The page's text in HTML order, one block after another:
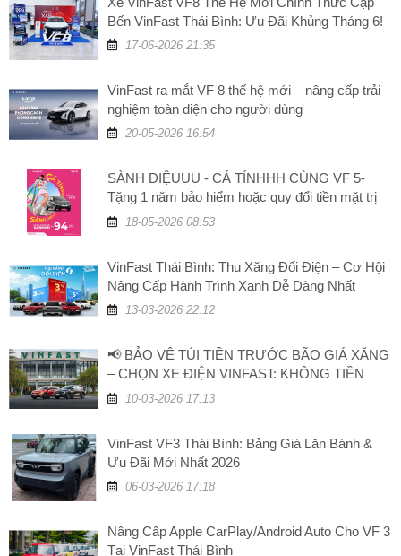
Bến VinFast Thái Bình: Ưu Đãi Khủng Tháng 6!
17-06-2026 21:35
VinFast ra mắt VF 8 thế hệ mới – nâng cấp trải
nghiệm toàn diện cho người dùng
20-05-2026 16:54
SÀNH ĐIỆUUU - CÁ TÍNHHH CÙNG VF 5-
Tặng 1 năm bảo hiểm hoặc quy đổi tiền mặt trị
giá 5 triệu đồng
18-05-2026 08:53
VinFast Thái Bình: Thu Xăng Đổi Điện – Cơ Hội
Nâng Cấp Hành Trình Xanh Dễ Dàng Nhất
13-03-2026 22:12
📢 BẢO VỆ TÚI TIỀN TRƯỚC BÃO GIÁ XĂNG
– CHỌN XE ĐIỆN VINFAST: KHÔNG TIỀN
XĂNG, TĂNG GIÁ TRỊ!
10-03-2026 17:13
VinFast VF3 Thái Bình: Bảng Giá Lăn Bánh &
Ưu Đãi Mới Nhất 2026
06-03-2026 17:18
Nâng Cấp Apple CarPlay/Android Auto Cho VF 3
Tại VinFast Thái Bình